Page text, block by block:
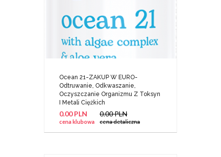
Ocean 21-ZAKUP W EURO-
Odtruwanie, Odkwaszanie,
Oczyszczanie Organizmu Z Toksyn
I Metali Ciężkich
0.00 PLN
cena klubowa
0.00 PLN
cena detaliczna